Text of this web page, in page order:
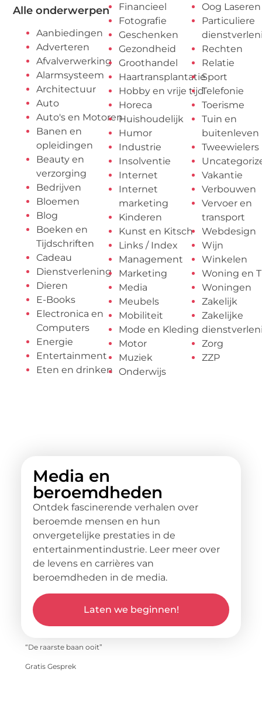
Alle onderwerpen
Aanbiedingen
Adverteren
Afvalverwerking
Alarmsysteem
Architectuur
Auto
Auto's en Motoren
Banen en
opleidingen
Beauty en
verzorging
Bedrijven
Bloemen
Blog
Boeken en
Tijdschriften
Cadeau
Dienstverlening
Dieren
E-Books
Electronica en
Computers
Energie
Entertainment
Eten en drinken
Financieel
Fotografie
Geschenken
Gezondheid
Groothandel
Haartransplantatie
Hobby en vrije tijd
Horeca
Huishoudelijk
Humor
Industrie
Insolventie
Internet
Internet
marketing
Kinderen
Kunst en Kitsch
Links / Index
Management
Marketing
Media
Meubels
Mobiliteit
Mode en Kleding
Motor
Muziek
Onderwijs
Oog Laseren
Particuliere
Rechten
Relatie
Sport
Telefonie
Toerisme
Tuin en
buitenleven
Tweewielers
Vakantie
Verbouwen
Vervoer en
transport
Webdesign
Wijn
Winkelen
Woning en
Woningen
Zakelijk
Zakelijke
Zorg
ZZP
Media en
beroemdheden
Ontdek fascinerende verhalen over
beroemde mensen en hun
onvergetelijke prestaties in de
entertainmentindustrie. Leer meer over
de levens en carrières van
beroemdheden in de media.
Laten we beginnen!
“De raarste baan ooit”
Gratis Gesprek